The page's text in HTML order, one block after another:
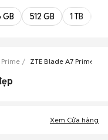
GB 512 GB 1 TB
Prime ZTE Blade A7 Prime Hà
Xem Cửa hàng